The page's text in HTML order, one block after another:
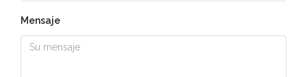
Mensaje